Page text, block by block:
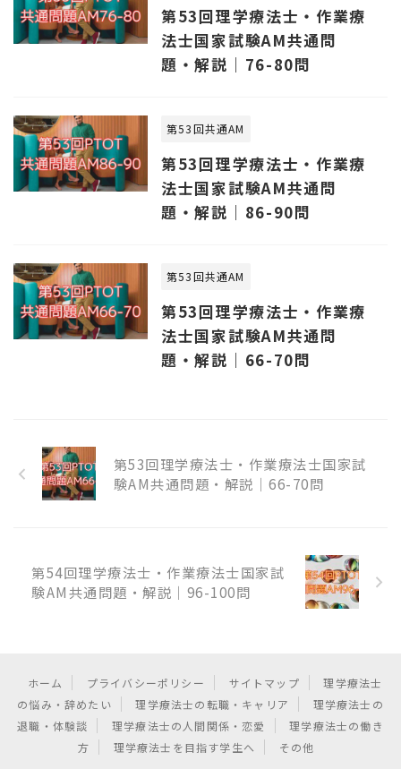
第53回理学療法士・作業療
法士国家試験AM共通問
題・解説｜76-80問
第53回共通AM
第53回理学療法士・作業療
法士国家試験AM共通問
題・解説｜86-90問
第53回共通AM
第53回理学療法士・作業療
法士国家試験AM共通問
題・解説｜66-70問
第53回理学療法士・作業療法士国家試
験AM共通問題・解説｜66-70問
第54回理学療法士・作業療法士国家試
験AM共通問題・解説｜96-100問
ホーム プライバシーポリシー サイトマップ
理学療法士
の悩み・辞めたい
理学療法士の転職・キャリア
理学療法士の
退職・体験談
理学療法士の人間関係・恋愛
理学療法士の働き
方
理学療法士を目指す学生へ その他